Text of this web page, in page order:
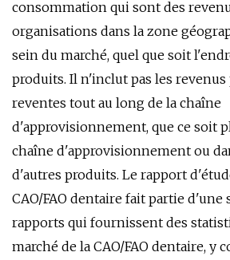
consommation qui sont des
organisations dans la zone
sein du marché, quel que soit
produits. Il n'inclut pas les revenus
reventes tout au long de la chaîne
d'approvisionnement, que ce soit
chaîne d'approvisionnement ou
d'autres produits. Le rapport
CAO/FAO dentaire fait partie d'une
rapports qui fournissent des
marché de la CAO/FAO dentaire, y